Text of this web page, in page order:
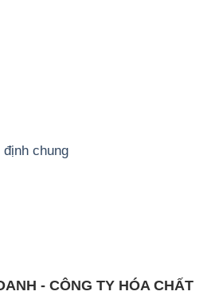
- 0906.387.866 -
Phường Bình Trị Đông B,